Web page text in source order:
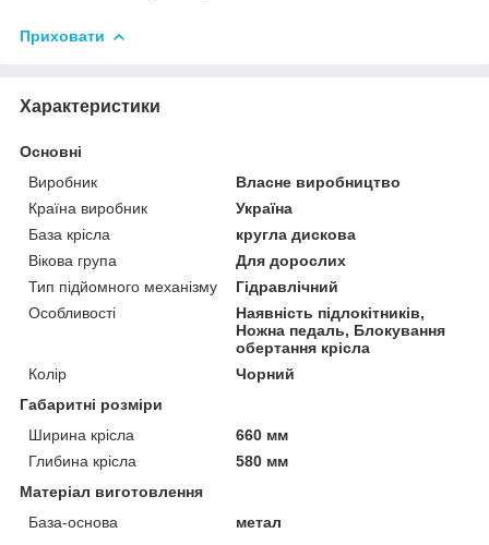
Приховати
Характеристики
Основні
Виробник
Власне виробництво
Країна виробник
Україна
База крісла
кругла дискова
Вікова група
Для дорослих
Тип підйомного механізму
Гідравлічний
Особливості
Наявність підлокітників,
Ножна педаль, Блокування
обертання крісла
Колір
Чорний
Габаритні розміри
Ширина крісла
660 мм
Глибина крісла
580 мм
Матеріал виготовлення
База-основа
метал